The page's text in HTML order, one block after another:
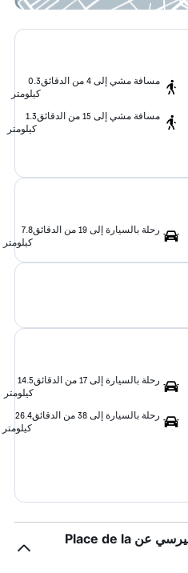
مسافة مشي إلى 4 من الدقائق
0.3
كيلومتر
مسافة مشي إلى 15 من الدقائق
1.3
كيلومتر
رحلة بالسيارة إلى 19 من الدقائق
7.8
كيلومتر
رحلة بالسيارة إلى 17 من الدقائق
14.5
كيلومتر
رحلة بالسيارة إلى 38 من الدقائق
26.4
كيلومتر
كم يبعد بولمان باريس سنتر - بيرسي عن Place de la